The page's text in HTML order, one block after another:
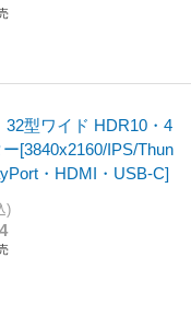
型ワイド HDR10・4
[3840x2160/IPS/Thun
・HDMI・USB-C]
)